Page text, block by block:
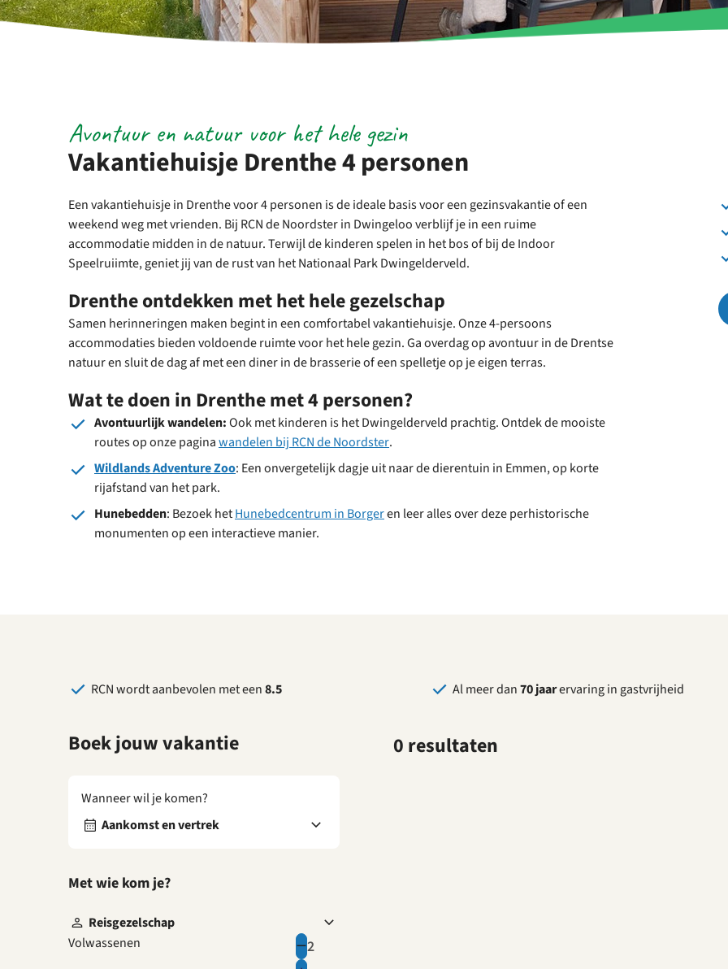
Vakantiehuisje Drenthe 4 personen
Avontuur en natuur voor het hele gezin
Een vakantiehuisje in Drenthe voor 4 personen is de ideale basis voor een gezinsvakantie of een
weekend weg met vrienden. Bij RCN de Noordster in Dwingeloo verblijf je in een ruime
accommodatie midden in de natuur. Terwijl de kinderen spelen in het bos of bij de Indoor
Speelruiimte, geniet jij van de rust van het Nationaal Park Dwingelderveld.
Drenthe ontdekken met het hele gezelschap
Samen herinneringen maken begint in een comfortabel vakantiehuisje. Onze 4-persoons
accommodaties bieden voldoende ruimte voor het hele gezin. Ga overdag op avontuur in de Drentse
natuur en sluit de dag af met een diner in de brasserie of een spelletje op je eigen terras.
Wat te doen in Drenthe met 4 personen?
Avontuurlijk wandelen:Ook met kinderen is het Dwingelderveld prachtig. Ontdek de mooiste
routes op onze paginawandelen bij RCN de Noordster.
Wildlands Adventure Zoo: Een onvergetelijk dagje uit naar de dierentuin in Emmen, op korte
rijafstand van het park.
Hunebedden: Bezoek hetHunebedcentrum in Borgeren leer alles over deze perhistorische
monumenten op een interactieve manier.
RCN wordt aanbevolen met een8.5 Al meer dan70 jaarervaring in gastvrijheid
Boek jouw vakantie
Wanneer wil je komen?
Aankomst en vertrek
Met wie kom je?
Reisgezelschap
Volwassenen
0 resultaten